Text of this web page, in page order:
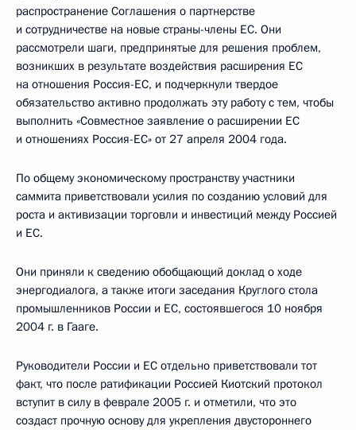
распространение Соглашения о партнерстве
и сотрудничестве на новые страны-члены ЕС. Они
рассмотрели шаги, предпринятые для решения проблем,
возникших в результате воздействия расширения ЕС
на отношения Россия-ЕС, и подчеркнули твердое
обязательство активно продолжать эту работу с тем, чтобы
выполнить «Совместное заявление о расширении ЕС
и отношениях Россия-ЕС» от 27 апреля 2004 года.
По общему экономическому пространству участники
саммита приветствовали усилия по созданию условий для
роста и активизации торговли и инвестиций между Россией
и ЕС.
Они приняли к сведению обобщающий доклад о ходе
энергодиалога, а также итоги заседания Круглого стола
промышленников России и ЕС, состоявшегося 10 ноября
2004 г. в Гааге.
Руководители России и ЕС отдельно приветствовали тот
факт, что после ратификации Россией Киотский протокол
вступит в силу в феврале 2005 г. и отметили, что это
создаст прочную основу для укрепления двустороннего